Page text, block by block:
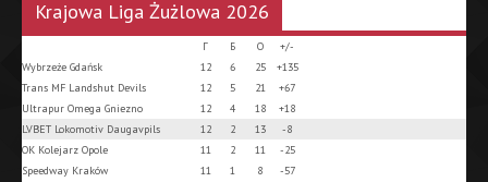
Krajowa Liga Żużlowa 2026
Г Б О
+/-
Wybrzeże Gdańsk
12 6 25
+135
Trans MF Landshut Devils
12 5 21
+67
Ultrapur Omega Gniezno
12 4 18
+18
LVBET Lokomotiv Daugavpils
12 2 13
-8
OK Kolejarz Opole
11 2 11
-25
Speedway Kraków
11 1 8
-57